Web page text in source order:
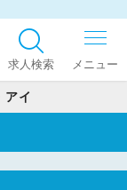
求人検索
アイ